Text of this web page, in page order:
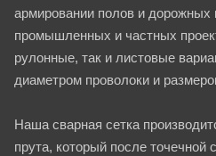
армировании полов и дорожных
промышленных и частных
рулонные, так и листовые
диаметром проволоки и
Наша сварная сетка
прута, который после точечной